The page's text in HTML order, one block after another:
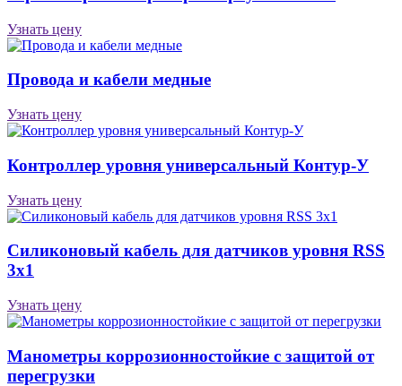
Узнать цену
Провода и кабели медные
Узнать цену
Контроллер уровня универсальный Контур-У
Узнать цену
Силиконовый кабель для датчиков уровня RSS
3х1
Узнать цену
Манометры коррозионностойкие с защитой от
перегрузки